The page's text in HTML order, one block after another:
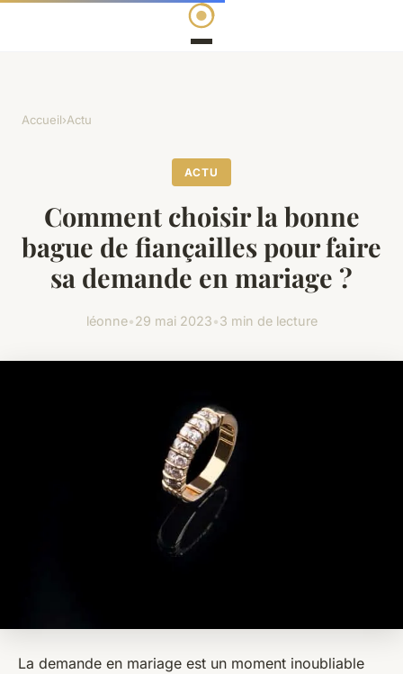
Accueil›Actu
ACTU
Comment choisir la bonne
bague de fiançailles pour faire
sa demande en mariage ?
léonne•29 mai 2023•3 min de lecture
La demande en mariage est un moment inoubliable